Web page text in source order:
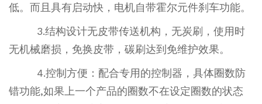
低。而且具有启动快，电机自带霍尔元件刹车功能。
3.结构设计无皮带传送机构，无炭刷，使用时
无机械磨损，免换皮带，碳刷达到免维护效果。
4.控制方便：配合专用的控制器，具体圈数防
错功能,如果上一个产品的圈数不在设定圈数的状态